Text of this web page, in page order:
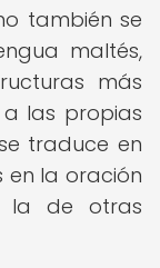
también se
maltés,
más
las propias
traduce en
en la oración
la de otras